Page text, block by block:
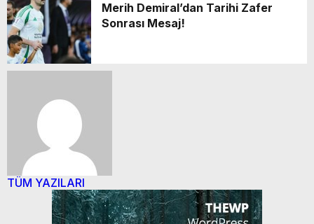
Merih Demiral’dan Tarihi Zafer
Sonrası Mesaj!
TÜM YAZILARI